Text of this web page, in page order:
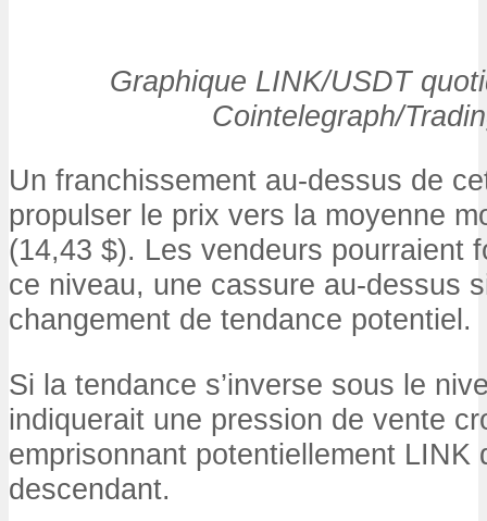
Graphique LINK/USDT
Cointelegraph/
Un franchissement au-dessus de
propulser le prix vers la moyenne
(14,43 $). Les vendeurs pourraient
ce niveau, une cassure au-dessus
changement de tendance potentiel.
Si la tendance s’inverse sous le
indiquerait une pression de vente
emprisonnant potentiellement LINK
descendant.